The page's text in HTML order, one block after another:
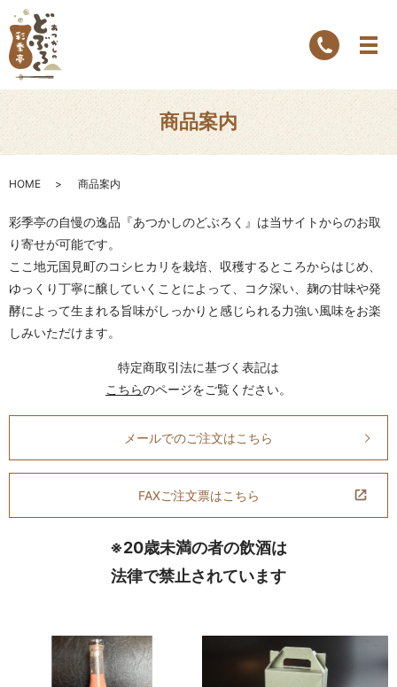
商品案内
HOME 商品案内
彩季亭の自慢の逸品『あつかしのどぶろく』は当サイトからのお取
り寄せが可能です。
ここ地元国見町のコシヒカリを栽培、収穫するところからはじめ、
ゆっくり丁寧に醸していくことによって、
コク深い、麹の甘味や発
酵によって生まれる旨味がしっかりと感じられる力強い風味をお楽
しみいただけます。
特定商取引法に基づく表記は
こちらのページをご覧ください。
メールでのご注文はこちら
FAXご注文票はこちら
※20歳未満の者の飲酒は
法律で禁止されています